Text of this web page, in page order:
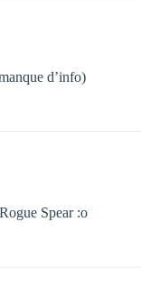
d’info)
Spear :o